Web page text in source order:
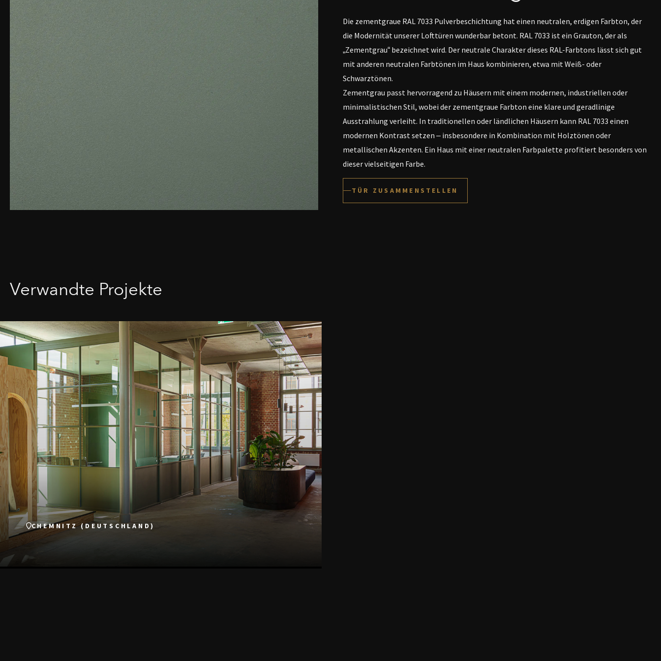
Die zementgraue RAL 7033 Pulverbeschichtung hat einen neutralen, erdigen Farbton, der
die Modernität unserer Lofttüren wunderbar betont. RAL 7033 ist ein Grauton, der als
„Zementgrau“ bezeichnet wird. Der neutrale Charakter dieses RAL-Farbtons lässt sich gut
mit anderen neutralen Farbtönen im Haus kombinieren, etwa mit Weiß- oder
Schwarztönen.
Zementgrau passt hervorragend zu Häusern mit einem modernen, industriellen oder
minimalistischen Stil, wobei der zementgraue Farbton eine klare und geradlinige
Ausstrahlung verleiht. In traditionellen oder ländlichen Häusern kann RAL 7033 einen
modernen Kontrast setzen – insbesondere in Kombination mit Holztönen oder
metallischen Akzenten. Ein Haus mit einer neutralen Farbpalette profitiert besonders von
dieser vielseitigen Farbe.
TÜR ZUSAMMENSTELLEN
Verwandte Projekte
CHEMNITZ (DEUTSCHLAND)